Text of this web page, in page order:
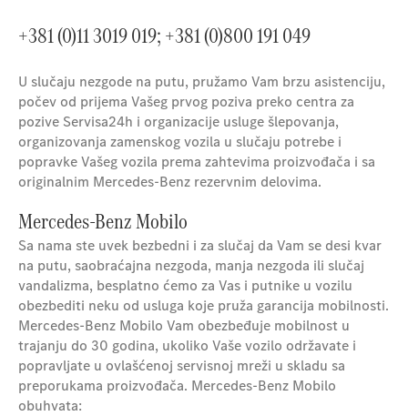
+381 (0)11 3019 019; +381 (0)800 191 049
U slučaju nezgode na putu, pružamo Vam brzu asistenciju,
počev od prijema Vašeg prvog poziva preko centra za
pozive Servisa24h i organizacije usluge šlepovanja,
organizovanja zamenskog vozila u slučaju potrebe i
popravke Vašeg vozila prema zahtevima proizvođača i sa
originalnim Mercedes-Benz rezervnim delovima.
Mercedes-Benz Mobilo
Sa nama ste uvek bezbedni i za slučaj da Vam se desi kvar
na putu, saobraćajna nezgoda, manja nezgoda ili slučaj
vandalizma, besplatno ćemo za Vas i putnike u vozilu
obezbediti neku od usluga koje pruža garancija mobilnosti.
Mercedes-Benz Mobilo Vam obezbeđuje mobilnost u
trajanju do 30 godina, ukoliko Vaše vozilo održavate i
popravljate u ovlašćenoj servisnoj mreži u skladu sa
preporukama proizvođača. Mercedes-Benz Mobilo
obuhvata: